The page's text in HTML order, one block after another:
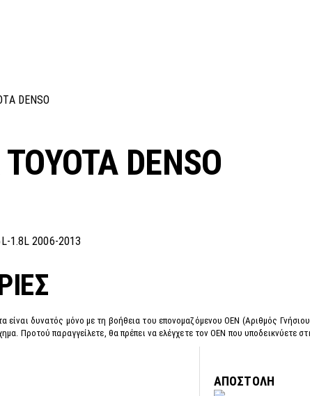
DENSO
DENSO
1.8L 2006-2013
δυνατός μόνο με τη βοήθεια του επονομαζόμενου OEN (Αριθμός
Προτού παραγγείλετε, θα πρέπει να ελέγχετε τον OEN που υποδεικνύετε
ΑΠΟΣΤΟΛΗ